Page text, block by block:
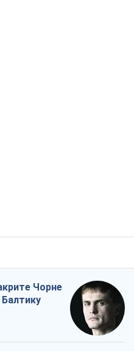
Чорне
Балтику